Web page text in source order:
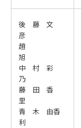
後 藤 文
彦
趙
旭
中 村 彩
乃
藤 田 香
里
青 木 由香
利